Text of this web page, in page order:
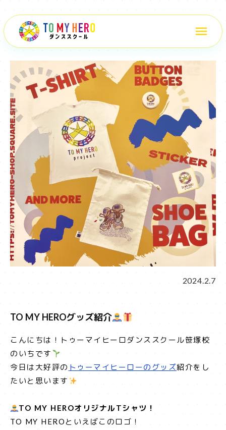
2024.2.7
TO MY HEROグッズ紹介
こんにちは！トゥーマイヒーロダンススクール笹塚校
のいちです
今日は大好評の トゥーマイヒーローのグッズ紹介をし
たいと思います
TO MY HEROオリジナルTシャツ！
TO MY HEROといえばこのロゴ！